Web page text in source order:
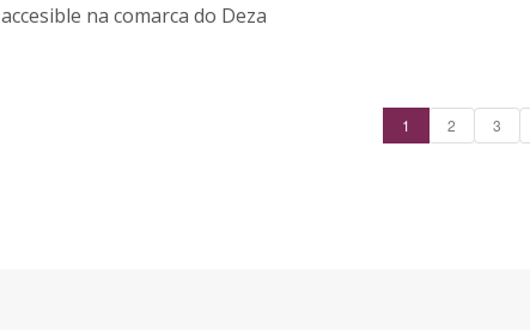
accesible na comarca do Deza
1 2 3